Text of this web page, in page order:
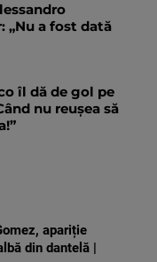
„Nu a fost dată
îl dă de gol pe
nu reușea să
apariție
din dantelă |